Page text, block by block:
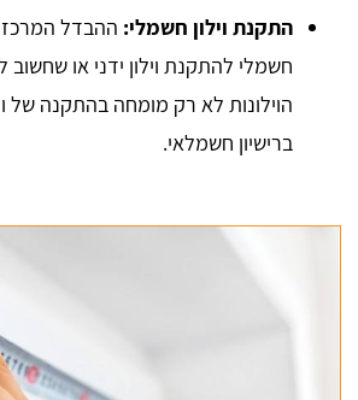
התקנת וילון חשמלי: ההבדל המרכזי
חשמלי להתקנת וילון ידני או שחשוב
הוילונות לא רק מומחה בהתקנה של
ברישיון חשמלאי.